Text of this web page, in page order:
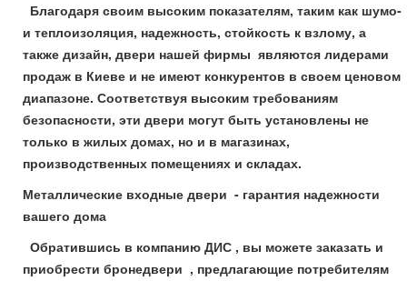
Благодаря своим высоким показателям, таким как шумо-
и теплоизоляция, надежность, стойкость к взлому, а
также дизайн, двери нашей фирмы являются лидерами
продаж в Киеве и не имеют конкурентов в своем ценовом
диапазоне. Соответствуя высоким требованиям
безопасности, эти двери могут быть установлены не
только в жилых домах, но и в магазинах,
производственных помещениях и складах.
Металлические входные двери - гарантия надежности
вашего дома
Обратившись в компанию ДИС , вы можете заказать и
приобрести бронедвери , предлагающие потребителям